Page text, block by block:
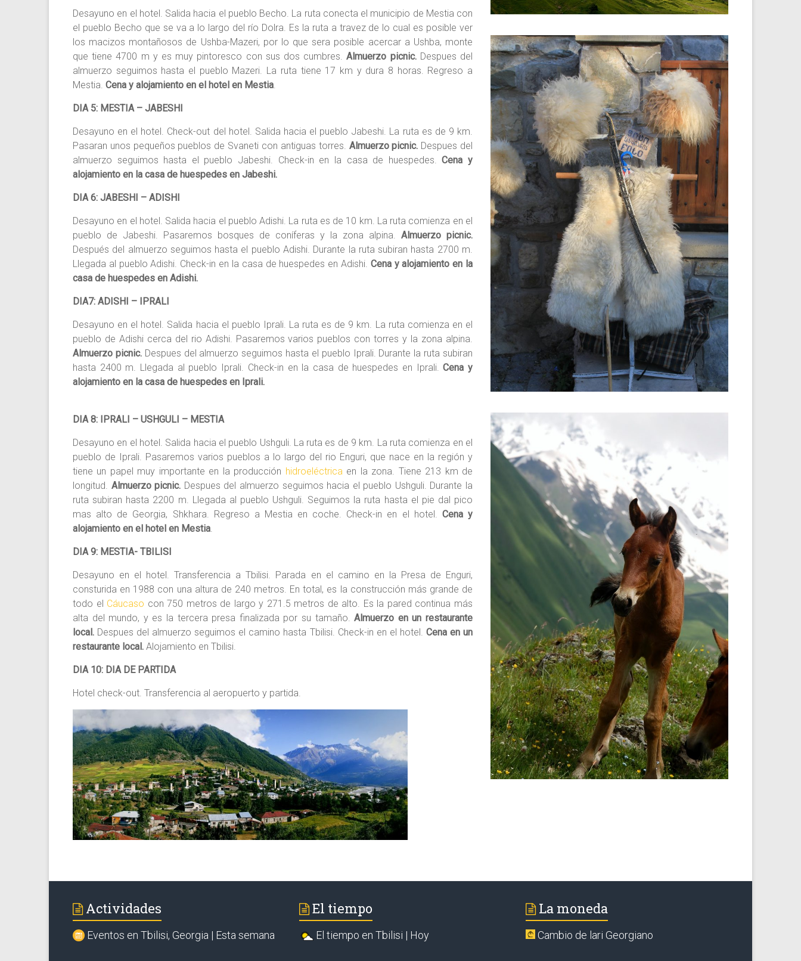
Desayuno en el hotel. Salida hacia el pueblo Becho. La ruta conecta el municipio de Mestia con
el pueblo Becho que se va a lo largo del río Dolra. Es la ruta a travez de lo cual es posible ver
los macizos montañosos de Ushba-Mazeri, por lo que sera posible acercar a Ushba, monte
que tiene 4700 m y es muy pintoresco con sus dos cumbres.Almuerzo picnic. Despues del
almuerzo seguimos hasta el pueblo Mazeri. La ruta tiene 17 km y dura 8 horas. Regreso a
Mestia. Cena y alojamiento en el hotel en Mestia.
DIA 5: MESTIA – JABESHI
Desayuno en el hotel. Check-out del hotel. Salida hacia el pueblo Jabeshi. La ruta es de 9 km.
Pasaran unos pequeños pueblos de Svaneti con antiguas torres. Almuerzo picnic. Despues del
almuerzo seguimos hasta el pueblo Jabeshi. Check-in en la casa de huespedes.Cena y
alojamiento en la casa de huespedes en Jabeshi.
DIA 6: JABESHI – ADISHI
Desayuno en el hotel. Salida hacia el pueblo Adishi. La ruta es de 10 km. La ruta comienza en el
pueblo de Jabeshi. Pasaremos bosques de coníferas y la zona alpina. Almuerzo picnic.
Después del almuerzo seguimos hasta el pueblo Adishi. Durante la ruta subiran hasta 2700 m.
Llegada al pueblo Adishi. Check-in en la casa de huespedes en Adishi. Cena y alojamiento en la
casa de huespedes en Adishi.
DIA7: ADISHI – IPRALI
Desayuno en el hotel. Salida hacia el pueblo Iprali. La ruta es de 9 km. La ruta comienza en el
pueblo de Adishi cerca del rio Adishi. Pasaremos varios pueblos con torres y la zona alpina.
Almuerzo picnic. Despues del almuerzo seguimos hasta el pueblo Iprali. Durante la ruta subiran
hasta 2400 m. Llegada al pueblo Iprali. Check-in en la casa de huespedes en Iprali.Cena y
alojamiento en la casa de huespedes en Iprali.
DIA 8: IPRALI – USHGULI – MESTIA
Desayuno en el hotel. Salida hacia el pueblo Ushguli. La ruta es de 9 km. La ruta comienza en el
pueblo de Iprali. Pasaremos varios pueblos a lo largo del rio Enguri, que nace en la región y
tiene un papel muy importante en la producción hidroeléctricaen la zona. Tiene 213 km de
longitud. Almuerzo picnic. Despues del almuerzo seguimos hacia el pueblo Ushguli. Durante la
ruta subiran hasta 2200 m. Llegada al pueblo Ushguli. Seguimos la ruta hasta el pie dal pico
mas alto de Georgia, Shkhara. Regreso a Mestia en coche. Check-in en el hotel. Cena y
alojamiento en el hotel en Mestia.
DIA 9: MESTIA- TBILISI
Desayuno en el hotel. Transferencia a Tbilisi. Parada en el camino en la Presa de Enguri,
consturida en 1988 con una altura de 240 metros. En total, es la construcción más grande de
todo el Cáucaso con 750 metros de largo y 271.5 metros de alto. Es la pared continua más
alta del mundo, y es la tercera presa finalizada por su tamaño.Almuerzo en un restaurante
local. Despues del almuerzo seguimos el camino hasta Tbilisi. Check-in en el hotel. Cena en un
restaurante local. Alojamiento en Tbilisi.
DIA 10: DIA DE PARTIDA
Hotel check-out. Transferencia al aeropuerto y partida.
Actividades
Eventos en Tbilisi, Georgia | Esta semana
El tiempo
El tiempo en Tbilisi | Hoy
La moneda
Cambio de lari Georgiano